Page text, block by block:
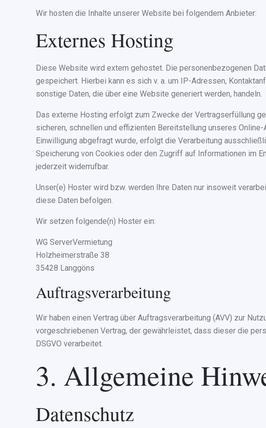
Wir hosten die Inhalte unserer Website bei folgendem Anbieter:
Externes Hosting
Diese Website wird extern gehostet. Die personenbezogenen
gespeichert. Hierbei kann es sich v. a. um IP-Adressen,
sonstige Daten, die über eine Website generiert werden, handeln.
Das externe Hosting erfolgt zum Zwecke der Vertragserfüllung
sicheren, schnellen und effizienten Bereitstellung unseres
Einwilligung abgefragt wurde, erfolgt die Verarbeitung
Speicherung von Cookies oder den Zugriff auf Informationen im
jederzeit widerrufbar.
Unser(e) Hoster wird bzw. werden Ihre Daten nur insoweit
diese Daten befolgen.
Wir setzen folgende(n) Hoster ein:
WG ServerVermietung
Holzheimerstraße 38
35428 Langgöns
Auftragsverarbeitung
Wir haben einen Vertrag über Auftragsverarbeitung (AVV) zur
vorgeschriebenen Vertrag, der gewährleistet, dass dieser die
DSGVO verarbeitet.
3. Allgemeine
Datenschutz